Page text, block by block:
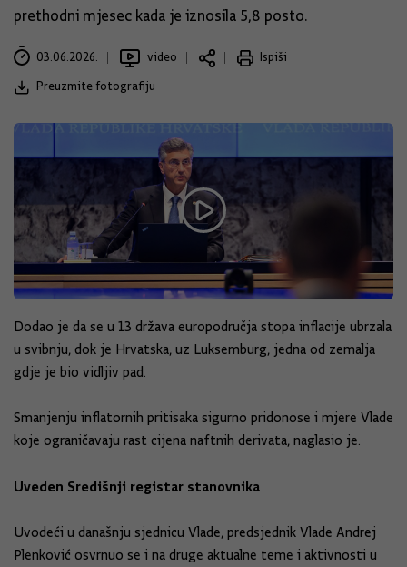
prethodni mjesec kada je iznosila 5,8 posto.
03.06.2026. video
Ispiši
Preuzmite fotografiju
Dodao je da se u 13 država europodručja stopa inflacije ubrzala
u svibnju, dok je Hrvatska, uz Luksemburg, jedna od zemalja
gdje je bio vidljiv pad.
Smanjenju inflatornih pritisaka sigurno pridonose i mjere Vlade
koje ograničavaju rast cijena naftnih derivata, naglasio je.
Uveden Središnji registar stanovnika
Uvodeći u današnju sjednicu Vlade, predsjednik Vlade Andrej
Plenković osvrnuo se i na druge aktualne teme i aktivnosti u